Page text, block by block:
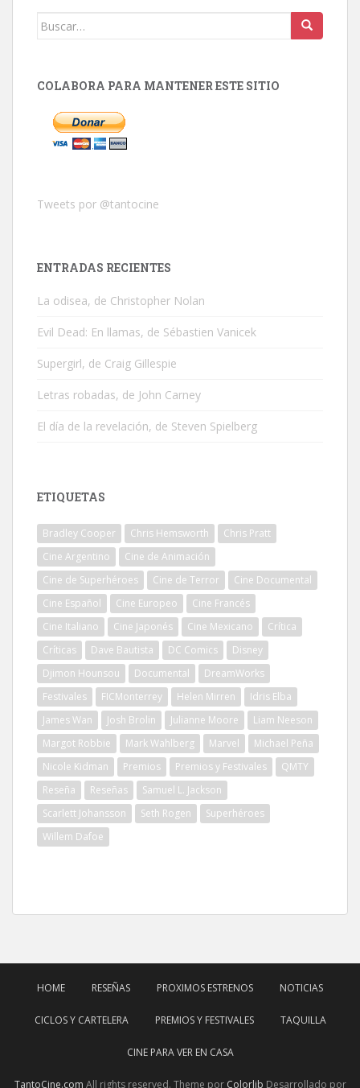
Buscar:
COLABORA PARA MANTENER ESTE SITIO
Tweets por @tantocine
ENTRADAS RECIENTES
La odisea, de Christopher Nolan
Evil Dead: En llamas, de Sébastien Vanicek
Supergirl, de Craig Gillespie
Letras robadas, de John Carney
El día de la revelación, de Steven Spielberg
ETIQUETAS
Bradley Cooper Chris Hemsworth
Chris Pratt
Cine Argentino
Cine de Animación
Cine de Superhéroes
Cine de Terror
Cine Documental
Cine Español
Cine Europeo
Cine Francés
Cine Italiano
Cine Japonés Cine Mexicano
Crítica
Críticas
Dave Bautista DC Comics
Disney
Djimon Hounsou
Documental
DreamWorks
Festivales
FICMonterrey Helen Mirren
Idris Elba
James Wan
Josh Brolin Julianne Moore
Liam Neeson
Margot Robbie
Mark Wahlberg Marvel
Michael Peña
Nicole Kidman
Premios Premios y Festivales
QMTY
Reseña
Reseñas
Samuel L. Jackson
Scarlett Johansson
Seth Rogen
Superhéroes
Willem Dafoe
HOME RESEÑAS PROXIMOS ESTRENOS NOTICIAS
CICLOS Y CARTELERA PREMIOS Y FESTIVALES TAQUILLA
CINE PARA VER EN CASA
TantoCine.com All rights reserved. Theme por Colorlib Desarrollado por